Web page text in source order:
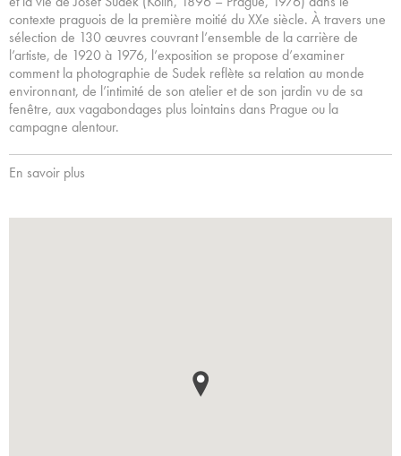
contexte praguois de la première moitié du XXe siècle. À travers une
sélection de 130 œuvres couvrant l’ensemble de la carrière de
l’artiste, de 1920 à 1976, l’exposition se propose d’examiner
comment la photographie de Sudek reflète sa relation au monde
environnant, de l’intimité de son atelier et de son jardin vu de sa
fenêtre, aux vagabondages plus lointains dans Prague ou la
campagne alentour.
En savoir plus